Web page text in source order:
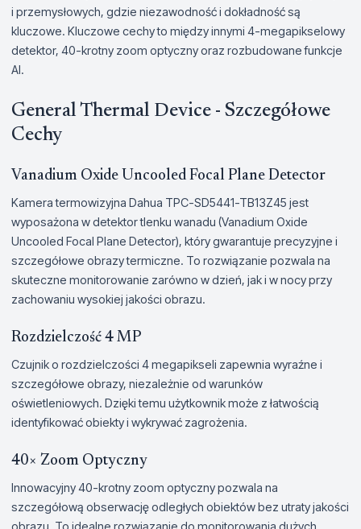
i przemysłowych, gdzie niezawodność i dokładność są
kluczowe. Kluczowe cechy to między innymi 4-megapikselowy
detektor, 40-krotny zoom optyczny oraz rozbudowane funkcje
AI.
General Thermal Device - Szczegółowe
Cechy
Vanadium Oxide Uncooled Focal Plane Detector
Kamera termowizyjna Dahua TPC-SD5441-TB13Z45 jest
wyposażona w detektor tlenku wanadu (Vanadium Oxide
Uncooled Focal Plane Detector), który gwarantuje precyzyjne i
szczegółowe obrazy termiczne. To rozwiązanie pozwala na
skuteczne monitorowanie zarówno w dzień, jak i w nocy przy
zachowaniu wysokiej jakości obrazu.
Rozdzielczość 4 MP
Czujnik o rozdzielczości 4 megapikseli zapewnia wyraźne i
szczegółowe obrazy, niezależnie od warunków
oświetleniowych. Dzięki temu użytkownik może z łatwością
identyfikować obiekty i wykrywać zagrożenia.
40× Zoom Optyczny
Innowacyjny 40-krotny zoom optyczny pozwala na
szczegółową obserwację odległych obiektów bez utraty jakości
obrazu. To idealne rozwiązanie do monitorowania dużych